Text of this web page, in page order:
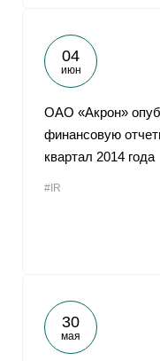
04
июн
ОАО «Акрон»
финансовую
квартал 2014 года
#IR
30
мая